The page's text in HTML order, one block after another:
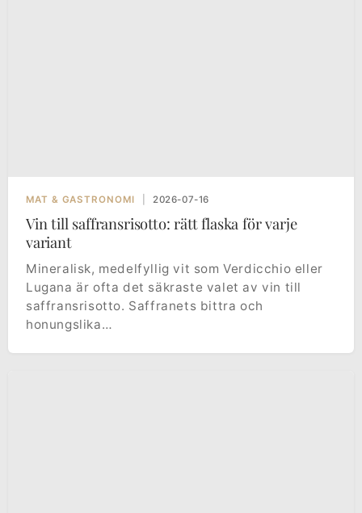
MAT & GASTRONOMI 2026-07-16
Vin till saffransrisotto: rätt flaska för varje
variant
Mineralisk, medelfyllig vit som Verdicchio eller
Lugana är ofta det säkraste valet av vin till
saffransrisotto. Saffranets bittra och
honungslika…